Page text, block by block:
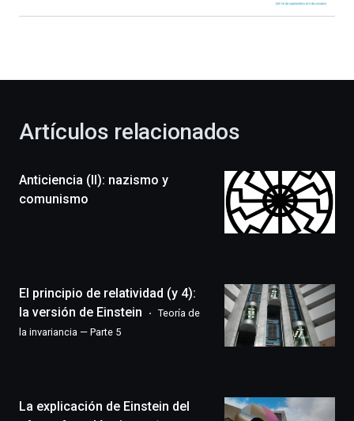
celebración
novena
edición
un
festival
monólogos,
exposiciones,
Artículos relacionados
Anticiencia (II): nazismo y
comunismo
El principio de relatividad (y 4):
la versión de Einstein
Teoría de
la invariancia — Parte 5
La explicación de Einstein del